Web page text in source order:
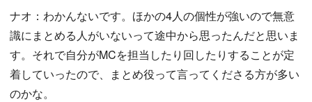
ナオ：わかんないです。ほかの4人の個性が強いので無意
識にまとめる人がいないって途中から思ったんだと思いま
す。それで自分がMCを担当したり回したりすることが定
着していったので、まとめ役って言ってくださる方が多い
のかな。